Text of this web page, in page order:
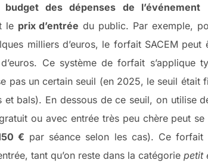
budget des dépenses de l’événement
le prix d’entrée du public. Par exemple,
milliers d’euros, le forfait SACEM peut
Ce système de forfait s’applique
pas un certain seuil (en 2025, le seuil
et bals). En dessous de ce seuil, on utilise
ou avec entrée très peu chère peut
€ par séance selon les cas). Ce
tant qu’on reste dans la catégorie petit